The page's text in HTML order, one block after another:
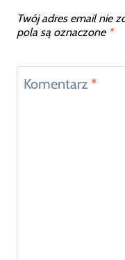
Twój adres email nie
pola są oznaczone *
Komentarz *